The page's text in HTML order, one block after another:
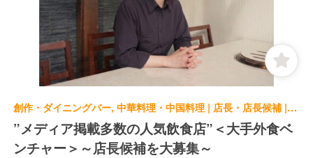
創作・ダイニングバー, 中華料理・中国料理 | 店長・店長候補 | Series 神楽坂
”メディア掲載多数の人気飲食店”＜大手外食ベ
ンチャー＞～店長候補を大募集～